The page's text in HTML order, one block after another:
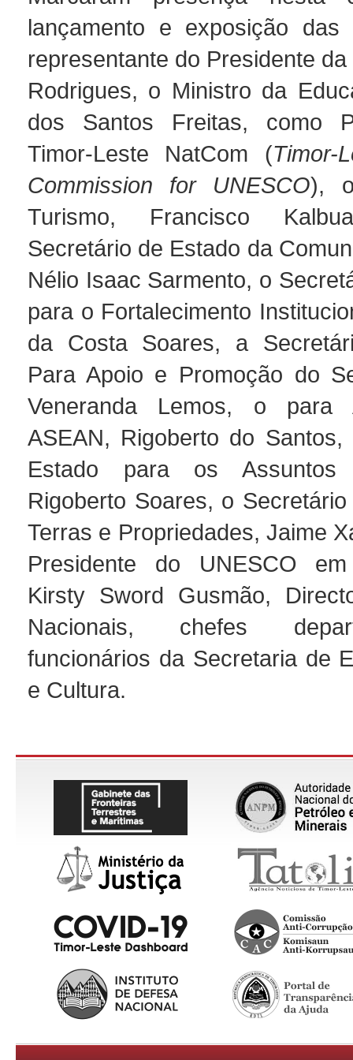
lançamento e exposição das
representante do Presidente
Rodrigues, o Ministro da
dos Santos Freitas, como
Timor-Leste NatCom (Timor-
Commission for UNESCO),
Turismo, Francisco
Secretário de Estado da
Nélio Isaac Sarmento, o
para o Fortalecimento
da Costa Soares, a
Para Apoio e Promoção do
Veneranda Lemos, o para
ASEAN, Rigoberto do Santos,
Estado para os Assuntos
Rigoberto Soares, o
Terras e Propriedades, Jaime
Presidente do UNESCO em
Kirsty Sword Gusmão,
Nacionais, chefes
funcionários da Secretaria de
e Cultura.